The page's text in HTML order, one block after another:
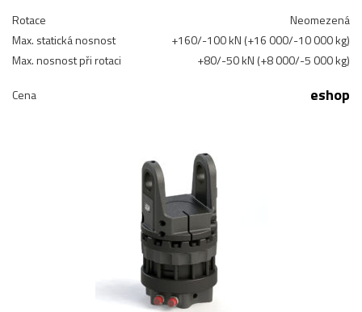
Rotace
Neomezená
Max. statická nosnost
+160/-100 kN (+16 000/-10 000 kg)
Max. nosnost při rotaci
+80/-50 kN (+8 000/-5 000 kg)
Cena eshop